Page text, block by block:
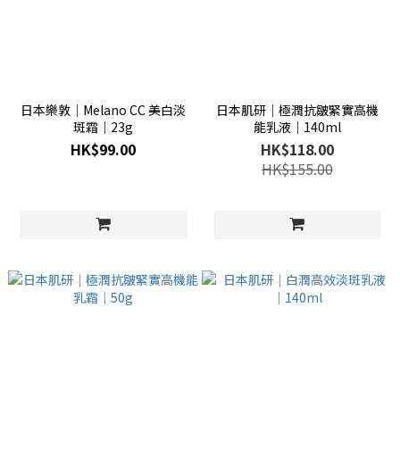
日本樂敦│Melano CC 美白淡
斑霜│23g
HK$99.00
日本肌研│極潤抗皺緊實高機
能乳液│140ml
HK$118.00
HK$155.00